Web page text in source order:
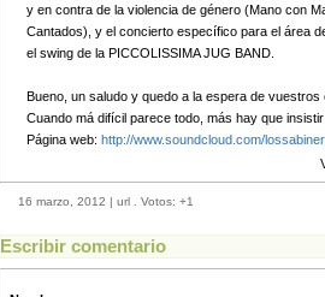
y en contra de la violencia de género (Mano con
Cantados), y el concierto específico para el área
el swing de la PICCOLISSIMA JUG BAND.
Bueno, un saludo y quedo a la espera de
Cuando má difícil parece todo, más hay que
Página web: http://www.soundcloud.com/
16 marzo, 2012 | url . Votos: +1
Escribir comentario